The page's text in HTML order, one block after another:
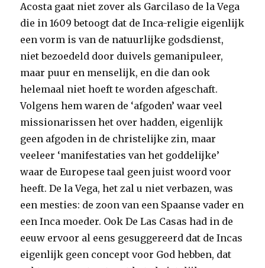
Acosta gaat niet zover als Garcilaso de la Vega
die in 1609 betoogt dat de Inca-religie eigenlijk
een vorm is van de natuurlijke godsdienst,
niet bezoedeld door duivels gemanipuleer,
maar puur en menselijk, en die dan ook
helemaal niet hoeft te worden afgeschaft.
Volgens hem waren de ‘afgoden’ waar veel
missionarissen het over hadden, eigenlijk
geen afgoden in de christelijke zin, maar
veeleer ‘manifestaties van het goddelijke’
waar de Europese taal geen juist woord voor
heeft. De la Vega, het zal u niet verbazen, was
een mesties: de zoon van een Spaanse vader en
een Inca moeder. Ook De Las Casas had in de
eeuw ervoor al eens gesuggereerd dat de Incas
eigenlijk geen concept voor God hebben, dat